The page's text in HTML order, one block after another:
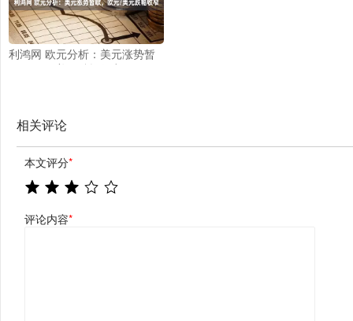
利鸿网 欧元分析：美元涨势暂
歇，欧元/美元跌幅收窄
相关评论
本文评分*
评论内容*